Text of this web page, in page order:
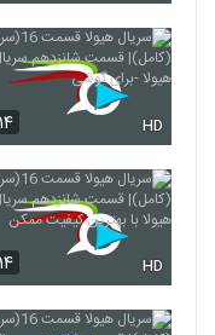
HD
HD